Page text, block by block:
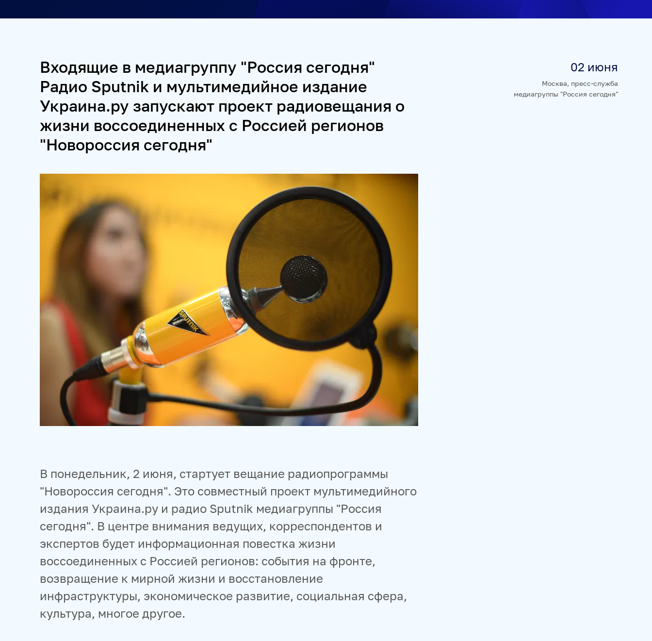
ПРОДУКТЫ И СЕРВИСЫ
НОВОСТНЫЕ ЛЕНТЫ МЕДИАБАНК РЕКЛАМА И СПЕЦПРОЕКТЫ МЕДИАФАСАД РЕЙТИНГИ И АНАЛИТИКА
ФОТОХОСТИНГИ
ФОТОВЫСТАВКИ ТРЕНИНГИ МУЛЬТИМЕДИЙНЫЙ ПРЕСС-ЦЕНТР
02 июня
Москва, пресс-служба
медиагруппы "Россия сегодня"
Входящие в медиагруппу "Россия сегодня"
Радио Sputnik и мультимедийное издание
Украина.ру запускают проект радиовещания о
жизни воссоединенных с Россией регионов
"Новороссия сегодня"
В понедельник, 2 июня, стартует вещание радиопрограммы
"Новороссия сегодня". Это совместный проект мультимедийного
издания Украина.ру и радио Sputnik медиагруппы "Россия
сегодня". В центре внимания ведущих, корреспондентов и
экспертов будет информационная повестка жизни
воссоединенных с Россией регионов: события на фронте,
возвращение к мирной жизни и восстановление
инфраструктуры, экономическое развитие, социальная сфера,
культура, многое другое.